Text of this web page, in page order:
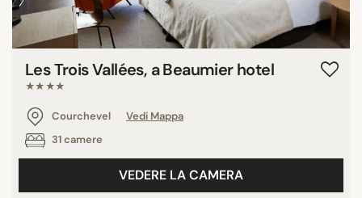
Les Trois Vallées, a Beaumier hotel
★★★★
Courchevel
Vedi Mappa
31 camere
VEDERE LA CAMERA